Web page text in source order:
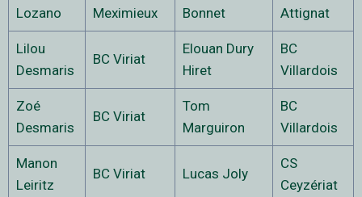
Lozano
Meximieux
Bonnet
Attignat
Lilou
Desmaris
BC Viriat
Elouan Dury
Hiret
BC
Villardois
Zoé
Desmaris
BC Viriat
Tom
Marguiron
BC
Villardois
Manon
Leiritz
BC Viriat Lucas Joly
CS
Ceyzériat